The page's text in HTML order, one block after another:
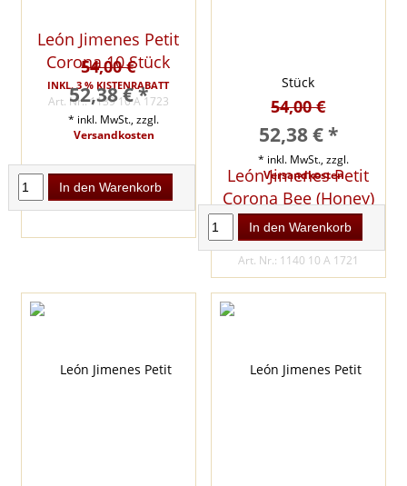
León Jimenes Petit
Corona 10 Stück
INKL. 3 % KISTENRABATT
Art. Nr.: 1139 10 A 1723
52,38 € *
54,00 €
* inkl. MwSt., zzgl.
Versandkosten
In den Warenkorb
León Jimenes Petit
Corona Bee (Honey)
10 Stück
INKL. 3 % KISTENRABATT
Art. Nr.: 1140 10 A 1721
52,38 € *
54,00 €
* inkl. MwSt., zzgl.
Versandkosten
In den Warenkorb